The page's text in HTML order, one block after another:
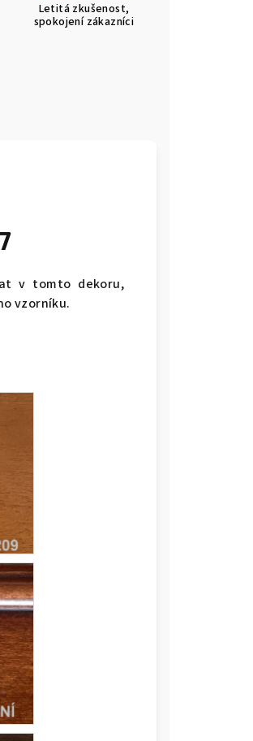
Letitá zkušenost,
spokojení zákazníci
v tomto dekoru,
vzorníku.